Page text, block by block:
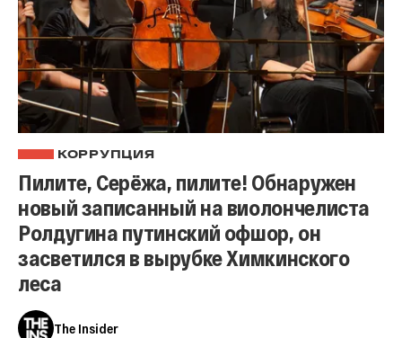
КОРРУПЦИЯ
Пилите, Серёжа, пилите! Обнаружен
новый записанный на виолончелиста
Ролдугина путинский офшор, он
засветился в вырубке Химкинского
леса
The Insider